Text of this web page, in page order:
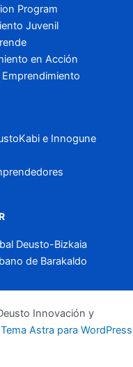
Program
Juvenil
en Acción
e Innogune
Deusto-Bizkaia
de Barakaldo
Innovación y
Tema Astra para WordPress